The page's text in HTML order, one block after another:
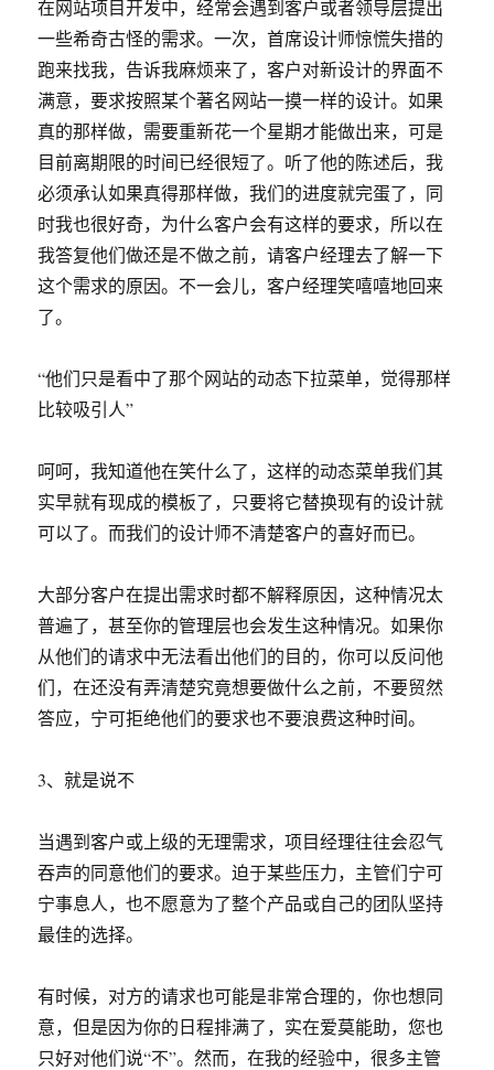
在网站项目开发中，经常会遇到客户或者领导层提出
一些希奇古怪的需求。一次，首席设计师惊慌失措的
跑来找我，告诉我麻烦来了，客户对新设计的界面不
满意，要求按照某个著名网站一摸一样的设计。如果
真的那样做，需要重新花一个星期才能做出来，可是
目前离期限的时间已经很短了。听了他的陈述后，我
必须承认如果真得那样做，我们的进度就完蛋了，同
时我也很好奇，为什么客户会有这样的要求，所以在
我答复他们做还是不做之前，请客户经理去了解一下
这个需求的原因。不一会儿，客户经理笑嘻嘻地回来
了。
“他们只是看中了那个网站的动态下拉菜单，觉得那样
比较吸引人”
呵呵，我知道他在笑什么了，这样的动态菜单我们其
实早就有现成的模板了，只要将它替换现有的设计就
可以了。而我们的设计师不清楚客户的喜好而已。
大部分客户在提出需求时都不解释原因，这种情况太
普遍了，甚至你的管理层也会发生这种情况。如果你
从他们的请求中无法看出他们的目的，你可以反问他
们，在还没有弄清楚究竟想要做什么之前，不要贸然
答应，宁可拒绝他们的要求也不要浪费这种时间。
3、就是说不
当遇到客户或上级的无理需求，项目经理往往会忍气
吞声的同意他们的要求。迫于某些压力，主管们宁可
宁事息人，也不愿意为了整个产品或自己的团队坚持
最佳的选择。
有时候，对方的请求也可能是非常合理的，你也想同
意，但是因为你的日程排满了，实在爱莫能助，您也
只好对他们说“不”。然而，在我的经验中，很多主管